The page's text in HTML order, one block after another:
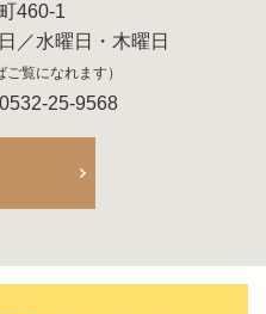
460-1
／水曜日・木曜日
覧になれます）
25-9568